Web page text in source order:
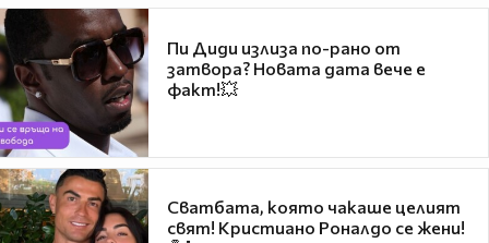
Пи Диди излиза по-рано от
затвора? Новата дата вече е
факт!💥
Сватбата, която чакаше целият
свят! Кристиано Роналдо се жени!